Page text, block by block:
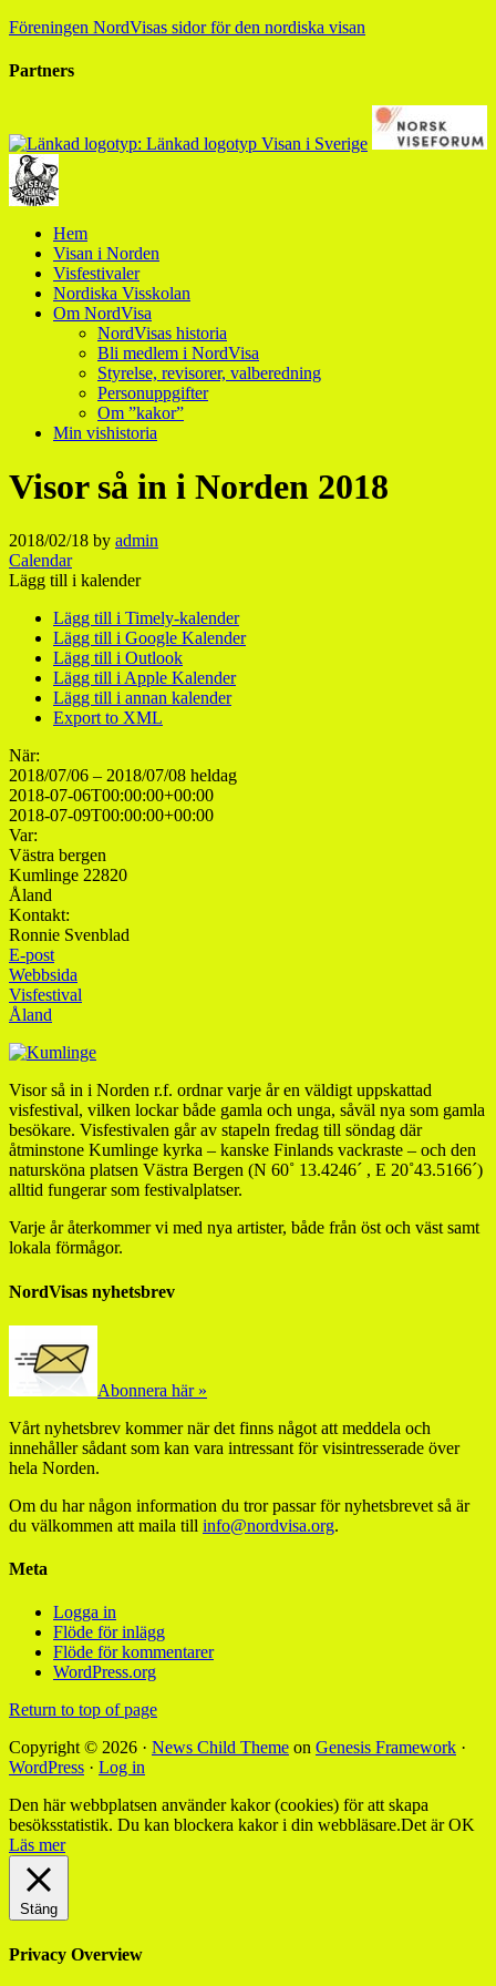
Föreningen NordVisas sidor för den nordiska visan
Partners
Hem
Visan i Norden
Visfestivaler
Nordiska Visskolan
Om NordVisa
NordVisas historia
Bli medlem i NordVisa
Styrelse, revisorer, valberedning
Personuppgifter
Om ”kakor”
Min vishistoria
Visor så in i Norden 2018
2018/02/18 by admin
Calendar
Lägg till i kalender
Lägg till i Timely-kalender
Lägg till i Google Kalender
Lägg till i Outlook
Lägg till i Apple Kalender
Lägg till i annan kalender
Export to XML
När:
2018/07/06 – 2018/07/08 heldag
2018-07-06T00:00:00+00:00
2018-07-09T00:00:00+00:00
Var:
Västra bergen
Kumlinge 22820
Åland
Kontakt:
Ronnie Svenblad
E-post
Webbsida
Visfestival
Åland
Visor så in i Norden r.f. ordnar varje år en väldigt uppskattad
visfestival, vilken lockar både gamla och unga, såväl nya som gamla
besökare. Visfestivalen går av stapeln fredag till söndag där
åtminstone Kumlinge kyrka – kanske Finlands vackraste – och den
natursköna platsen Västra Bergen (N 60˚ 13.4246´ , E 20˚43.5166´)
alltid fungerar som festivalplatser.
Varje år återkommer vi med nya artister, både från öst och väst samt
lokala förmågor.
NordVisas nyhetsbrev
Abonnera här »
Vårt nyhetsbrev kommer när det finns något att meddela och
innehåller sådant som kan vara intressant för visintresserade över
hela Norden.
Om du har någon information du tror passar för nyhetsbrevet så är
du välkommen att maila till info@nordvisa.org.
Meta
Logga in
Flöde för inlägg
Flöde för kommentarer
WordPress.org
Return to top of page
Copyright © 2026 · News Child Theme on Genesis Framework ·
WordPress · Log in
Den här webbplatsen använder kakor (cookies) för att skapa
besöksstatistik. Du kan blockera kakor i din webbläsare.Det är OK
Läs mer
Stäng
Privacy Overview